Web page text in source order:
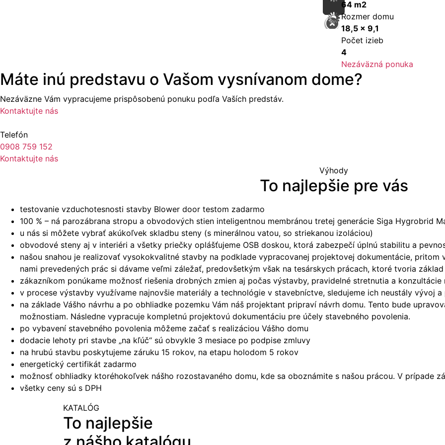
64 m2
Rozmer domu
18,5 x 9,1
Počet izieb
4
Nezáväzná ponuka
Máte inú predstavu o Vašom vysnívanom dome?
Nezáväzne Vám vypracujeme prispôsobenú ponuku podľa Vaších predstáv.
Kontaktujte nás
Telefón
0908 759 152
Kontaktujte nás
Výhody
To najlepšie pre vás
testovanie vzduchotesnosti stavby Blower door testom zadarmo
100 % – ná parozábrana stropu a obvodových stien inteligentnou membránou tretej generácie Siga Hygrobrid
u nás si môžete vybrať akúkoľvek skladbu steny (s minerálnou vatou, so striekanou izoláciou)
obvodové steny aj v interiéri a všetky priečky oplášťujeme OSB doskou, ktorá zabezpečí úplnú stabilitu a
našou snahou je realizovať vysokokvalitné stavby na podklade vypracovanej projektovej dokumentácie,
nami prevedených prác si dávame veľmi záležať, predovšetkým však na tesárskych prácach, ktoré tvoria
zákazníkom ponúkame možnosť riešenia drobných zmien aj počas výstavby, pravidelné stretnutia a
v procese výstavby využívame najnovšie materiály a technológie v stavebníctve, sledujeme ich neustály vývoj a
na základe Vášho návrhu a po obhliadke pozemku Vám náš projektant pripraví návrh domu. Tento bude
možnostiam. Následne vypracuje kompletnú projektovú dokumentáciu pre účely stavebného povolenia.
po vybavení stavebného povolenia môžeme začať s realizáciou Vášho domu
dodacie lehoty pri stavbe „na kľúč“ sú obvykle 3 mesiace po podpise zmluvy
na hrubú stavbu poskytujeme záruku 15 rokov, na etapu holodom 5 rokov
energetický certifikát zadarmo
možnosť obhliadky ktoréhokoľvek nášho rozostavaného domu, kde sa oboznámite s našou prácou. V prípade
všetky ceny sú s DPH
KATALÓG
To najlepšie